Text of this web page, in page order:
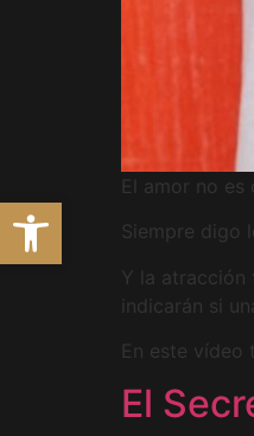
Abrir barra de herramientas
El amor no
Siempre digo
Y la atracción
indicarán si
En este
El